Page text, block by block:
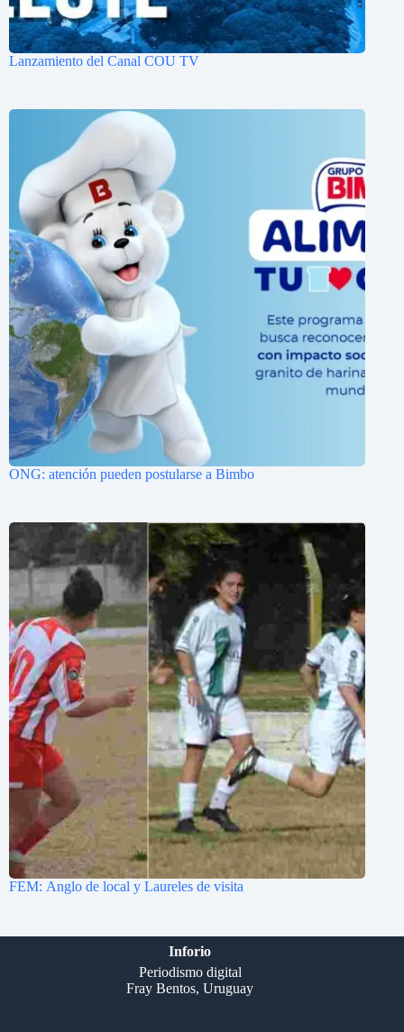
Lanzamiento del Canal COU TV
ONG: atención pueden postularse a Bimbo
FEM: Anglo de local y Laureles de visita
Inforio
Periodismo digital
Fray Bentos, Uruguay